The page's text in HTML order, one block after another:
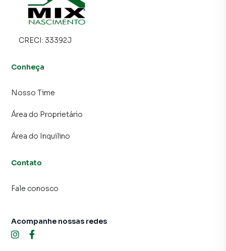
CRECI: 33392J
Conheça
Nosso Time
Área do Proprietário
Área do Inquilino
Contato
Fale conosco
Acompanhe nossas redes